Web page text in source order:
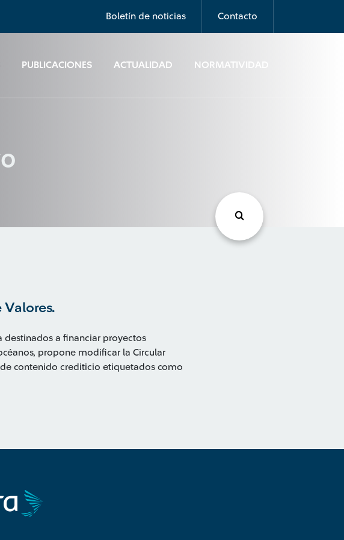
Boletín de noticias Contacto
PUBLICACIONES ACTUALIDAD NORMATIVIDAD
Valores.
destinados a financiar proyectos
propone modificar la Circular
contenido crediticio etiquetados como